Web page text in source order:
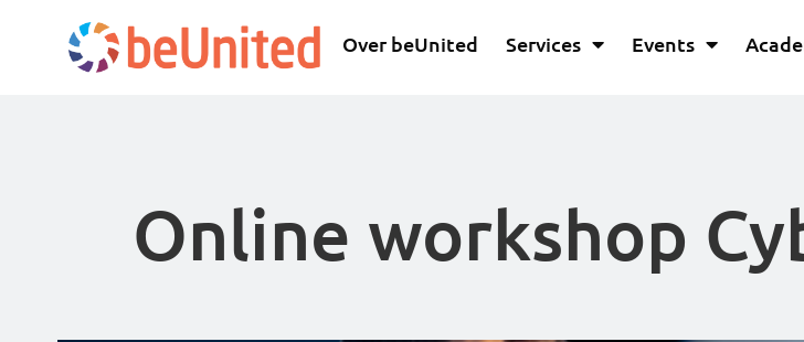
Over beUnited Services Events
Online workshop